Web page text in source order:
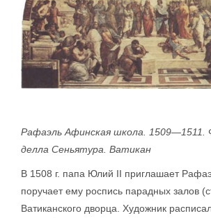
Рафаэль Афинская школа. 1509—1511.
делла Сеньятура. Ватикан
В 1508 г. папа Юлий II приглашает
поручает ему роспись парадных залов
Ватиканского дворца. Художник